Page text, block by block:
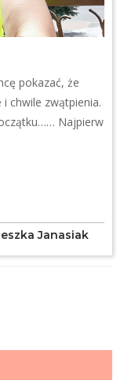
pokazać, że
chwile zwątpienia.
Najpierw
Janasiak